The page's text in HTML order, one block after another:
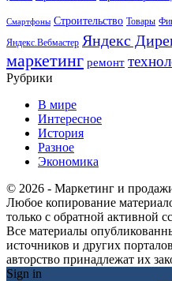
Смартфоны Строительство Товары
Яндекс.Вебмастер Яндекс
маркетинг ремонт
Рубрики
В мире
Интересное
История
Разное
Экономика
© 2026 - Маркетинг и
Любое копирование
только с обратной активной
Все материалы
источников и других
авторство принадлежат их
Sign in